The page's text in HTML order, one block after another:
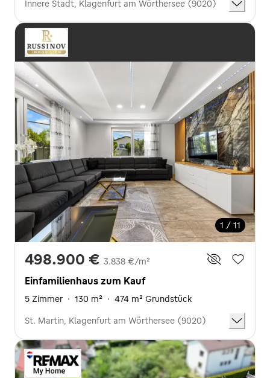
Innere Stadt, Klagenfurt am Wörthersee (9020)
1 / 11
498.900 € 3.838 €/m²
Einfamilienhaus zum Kauf
5 Zimmer · 130 m² · 474 m² Grundstück
St. Martin, Klagenfurt am Wörthersee (9020)